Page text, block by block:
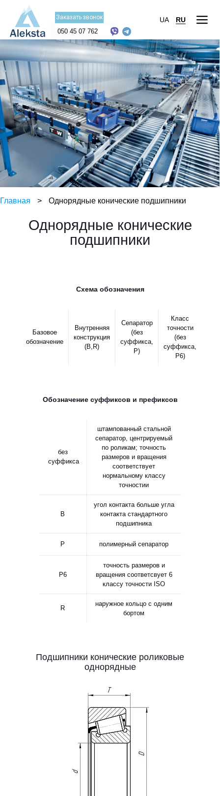
Заказать звонок
050 45 07 762
UA RU
Главная > Однорядные конические подшипники
Однорядные конические
подшипники
Схема обозначения
Базовое
обозначение
Внутренняя
конструкция
(B,R)
Сепаратор
(без
суффикса,
P)
Класс
точности
(без
суффикса,
P6)
Обозначение суффиксов и префиксов
без
суффикса
штампованный стальной
сепаратор, центрируемый
по роликам; точность
размеров и вращения
соответствует
нормальному классу
точностии
B
угол контакта больше угла
контакта стандартного
подшипника
P полимерный сепаратор
P6
точность размеров и
вращения соответсвует 6
классу точности ISO
R
наружное кольцо с одним
бортом
Подшипники конические роликовые
однорядные